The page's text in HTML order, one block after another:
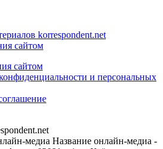
korrespondent.net
сайтом
сайтом
и персональных
медиа Название онлайн-медиа -